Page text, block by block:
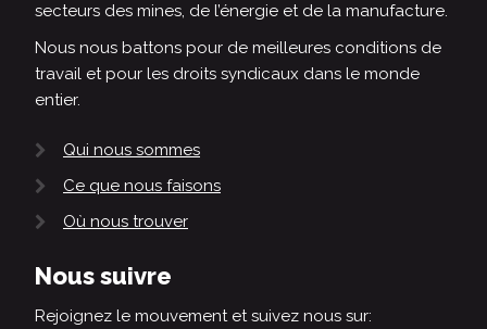
secteurs des mines, de l’énergie et de la manufacture.
Nous nous battons pour de meilleures conditions de
travail et pour les droits syndicaux dans le monde
entier.
Qui nous sommes
Ce que nous faisons
Où nous trouver
Nous suivre
Rejoignez le mouvement et suivez nous sur: